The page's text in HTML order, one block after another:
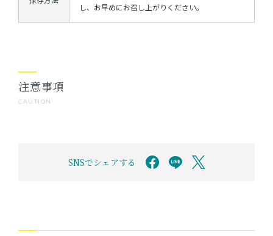
し、お早めにお召し上がりください。
CAUTION
注意事項
SNSでシェアする